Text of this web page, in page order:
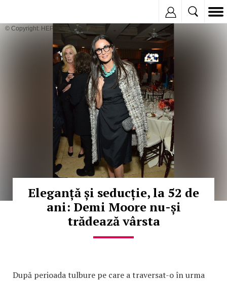
© Copyright: HEPTA
Eleganță și seducție, la 52 de
ani: Demi Moore nu-și
trădează vârsta
După perioada tulbure pe care a traversat-o în urma